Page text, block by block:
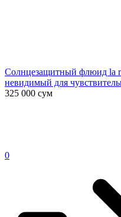
Солнцезащитный флюид la
невидимый для
325 000 сум
0